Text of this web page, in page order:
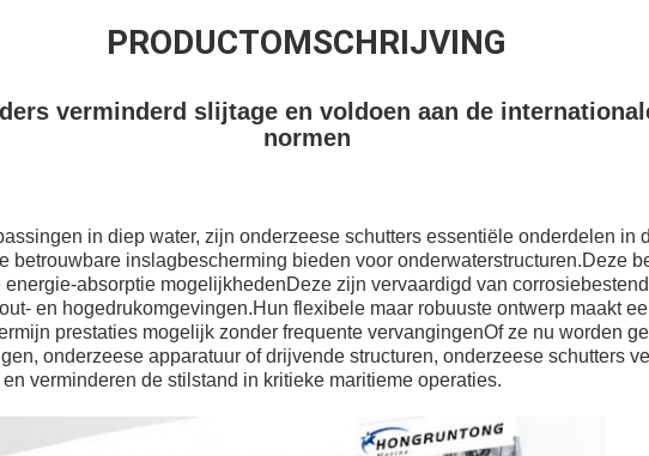
PRODUCTOMSCHRIJVING
verminderd slijtage en voldoen aan de
normen
in diep water, zijn onderzeese schutters essentiële onderdelen in
betrouwbare inslagbescherming bieden voor onderwaterstructuren.Deze
energie-absorptie mogelijkhedenDeze zijn vervaardigd van
en hogedrukomgevingen.Hun flexibele maar robuuste ontwerp maakt
prestaties mogelijk zonder frequente vervangingenOf ze nu worden
onderzeese apparatuur of drijvende structuren, onderzeese schutters
verminderen de stilstand in kritieke maritieme operaties.